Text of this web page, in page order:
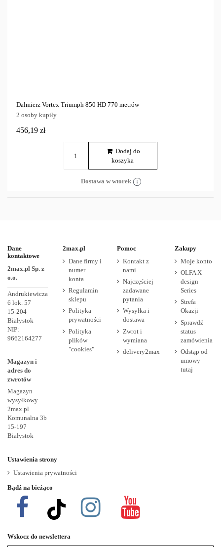
Dalmierz Vortex Triumph 850 HD 770 metrów
2 osoby kupiły
456,19 zł
Dodaj do
koszyka
Dostawa w wtorek
Dane
kontaktowe
2max.pl Sp. z
o.o.
Andrukiewicza
6 lok. 57
15-204
Białystok
NIP:
9662164277
Magazyn i
adres do
zwrotów
Magazyn
wysyłkowy
2max.pl
Komunalna 3b
15-197
Białystok
2max.pl
Dane firmy i
numer
konta
Regulamin
sklepu
Polityka
prywatności
Polityka
plików
"cookies"
Pomoc
Kontakt z
nami
Najczęściej
zadawane
pytania
Wysyłka i
dostawa
Zwrot i
wymiana
delivery2max
Zakupy
Moje konto
OLFA X-
design
Series
Strefa
Okazji
Sprawdź
status
zamówienia
Odstąp od
umowy
tutaj
Ustawienia strony
Ustawienia prywatności
Bądź na bieżąco
Wskocz do newslettera